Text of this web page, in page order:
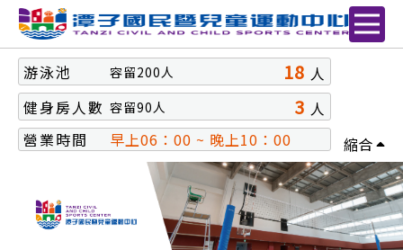
游泳池 容留200 人 18 人
健身房人數 容留90 人 3 人
營業時間
早上06：00 ~ 晚上10：00 縮合